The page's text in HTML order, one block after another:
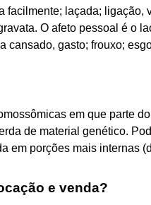
facilmente; laçada; ligação,
O afeto pessoal é o
cansado, gasto; frouxo;
em que parte
de material genético.
em porções mais internas
e venda?